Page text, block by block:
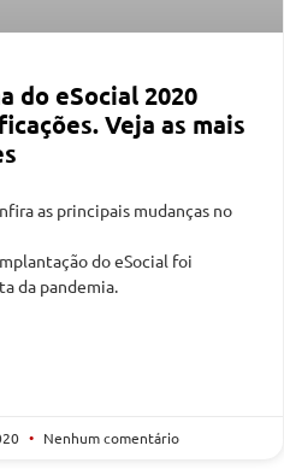
do eSocial 2020
Veja as mais
as principais mudanças no
do eSocial foi
da pandemia.
Nenhum comentário